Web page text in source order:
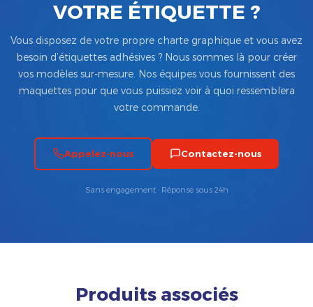
VOTRE ÉTIQUETTE ?
Vous disposez de votre propre charte graphique et vous avez
besoin d’étiquettes adhésives ? Nous sommes là pour créer
vos modèles sur-mesure. Nos équipes vous fournissent des
maquettes pour que vous puissiez voir à quoi ressemblera
votre commande.
Appelez-nous Contactez-nous
Sans engagement · Réponse sous 24h
Produits associés